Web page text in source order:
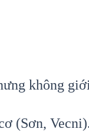
không
(Sơn,